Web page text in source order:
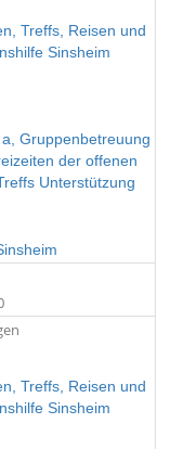
Gruppenbetreuung
der offenen
Unterstützung